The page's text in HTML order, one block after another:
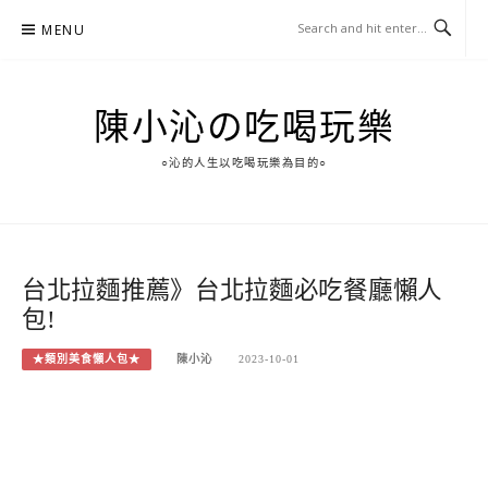
MENU
陳小沁の吃喝玩樂
○沁的人生以吃喝玩樂為目的○
台北拉麵推薦》台北拉麵必吃餐廳懶人
包!
★類別美食懶人包★ 陳小沁 2023-10-01